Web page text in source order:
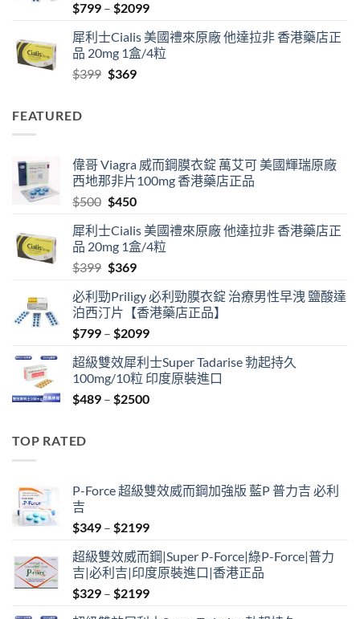
$799 – $2099Price
$799
through
犀利士Cialis 美國禮來原廠 他達拉非 香港藥店正
品 20mg 1盒/4粒
$399 Original
$369Current
FEATURED
偉哥 Viagra 威而鋼膜衣錠 萬艾可 美國輝瑞原廠
西地那非片100mg 香港藥店正品
$500 Original
was:
$500.
$450Current
is:
$450.
犀利士Cialis 美國禮來原廠 他達拉非 香港藥店正
品 20mg 1盒/4粒
$399 Original
was:
$399.
$369Current
is:
$369.
必利勁Priligy 必利勁膜衣錠 治療男性早洩 鹽酸達
泊西汀片【香港藥店正品】
$799 – $2099Price
$799
through
$2099
超級雙效犀利士Super Tadarise 勃起持久
100mg/10粒 印度原裝進口
$489 – $2500Price
TOP RATED
P-Force 超級雙效威而鋼加強版 藍P 普力吉 必利
吉
$349 – $2199Price
$349
through
$2199
超級雙效威而鋼|Super P-Force|綠P-Force|普力
吉|必利吉|印度原裝進口|香港正品
$329 – $2199Price